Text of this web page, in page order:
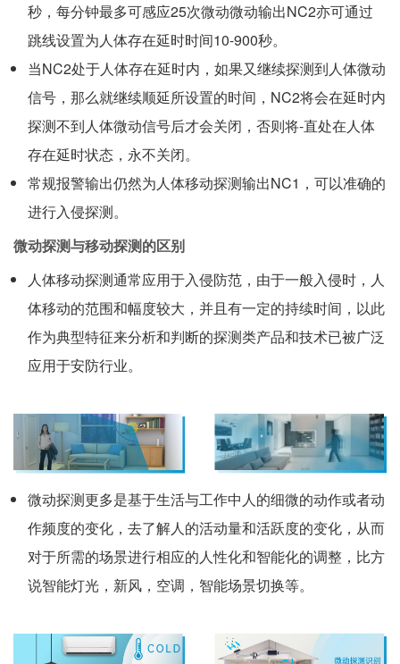
秒，每分钟最多可感应25次微动微动输出NC2亦可通过
跳线设置为人体存在延时时间10-900秒。
当NC2处于人体存在延时内，如果又继续探测到人体微动
信号，那么就继续顺延所设置的时间，NC2将会在延时内
探测不到人体微动信号后才会关闭，否则将-直处在人体
存在延时状态，永不关闭。
常规报警输出仍然为人体移动探测输出NC1，可以准确的
进行入侵探测。
微动探测与移动探测的区别
人体移动探测通常应用于入侵防范，由于一般入侵时，人
体移动的范围和幅度较大，并且有一定的持续时间，以此
作为典型特征来分析和判断的探测类产品和技术已被广泛
应用于安防行业。
微动探测更多是基于生活与工作中人的细微的动作或者动
作频度的变化，去了解人的活动量和活跃度的变化，从而
对于所需的场景进行相应的人性化和智能化的调整，比方
说智能灯光，新风，空调，智能场景切换等。